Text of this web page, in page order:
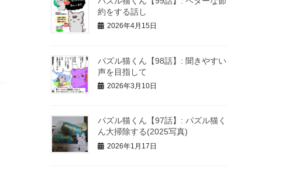
約をする話し
2026年4月15日
パズル猫くん【98話】: 聞きやすい
声を目指して
2026年3月10日
パズル猫くん【97話】: パズル猫く
ん大掃除する(2025写真)
2026年1月17日